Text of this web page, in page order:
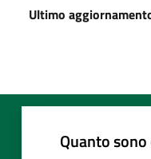
Ultimo
Quanto